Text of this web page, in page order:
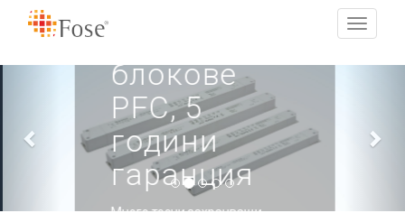
Toggle
блокове
PFC, 5
години
гаранция